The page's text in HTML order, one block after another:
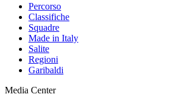
Percorso
Classifiche
Squadre
Made in Italy
Salite
Regioni
Garibaldi
Media Center